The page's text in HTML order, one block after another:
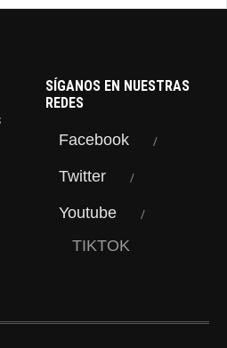
SÍGANOS EN NUESTRAS
REDES
Facebook
Twitter
Youtube
TIKTOK